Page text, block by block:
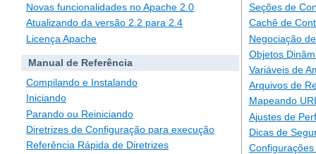
Novas funcionalidades no Apache 2.0
Atualizando da versão 2.2 para 2.4
Licença Apache
Manual de Referência
Compilando e Instalando
Iniciando
Parando ou Reiniciando
Diretrizes de Configuração para execução
Referência Rápida de Diretrizes
Seções de
Cachê de
Negociação
Objetos
Variáveis de
Arquivos de
Mapeando
Ajustes de
Dicas de